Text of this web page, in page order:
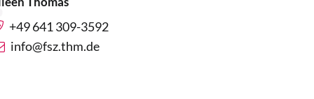
+49 641 309-3592
info@fsz.thm.de